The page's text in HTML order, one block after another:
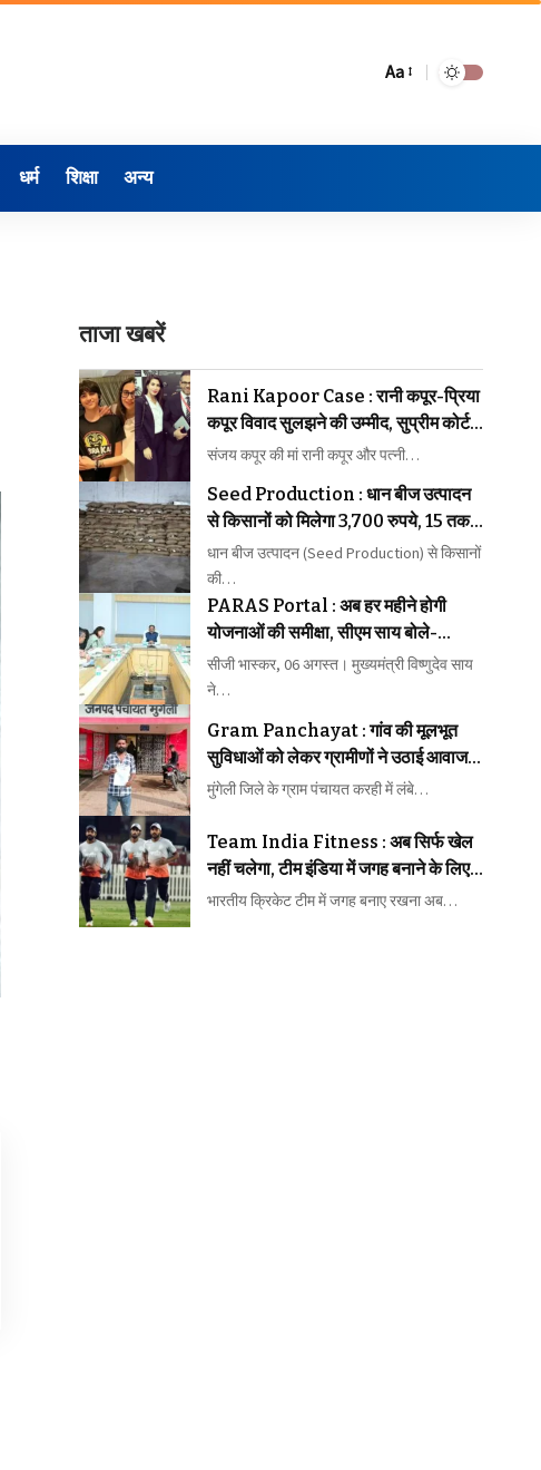
Aa
धर्म शिक्षा अन्य
ताजा खबरें
Rani Kapoor Case : रानी कपूर-प्रिया
कपूर विवाद सुलझने की उम्मीद, सुप्रीम कोर्ट ने
मध्यस्थता पर जताया भरोसा
संजय कपूर की मां रानी कपूर और पत्नी…
Seed Production : धान बीज उत्पादन
से किसानों को मिलेगा 3,700 रुपये, 15 तक
कराएं पंजीयन
धान बीज उत्पादन (Seed Production) से किसानों
की…
PARAS Portal : अब हर महीने होगी
योजनाओं की समीक्षा, सीएम साय बोले-
लापरवाही बिल्कुल बर्दाश्त नहीं
सीजी भास्कर, 06 अगस्त। मुख्यमंत्री विष्णुदेव साय
ने…
Gram Panchayat : गांव की मूलभूत
सुविधाओं को लेकर ग्रामीणों ने उठाई आवाज,
समस्याओं के समाधान की मांग तेज
मुंगेली जिले के ग्राम पंचायत करही में लंबे…
Team India Fitness : अब सिर्फ खेल
नहीं चलेगा, टीम इंडिया में जगह बनाने के लिए
फिटनेस की होगी कड़ी परीक्षा
भारतीय क्रिकेट टीम में जगह बनाए रखना अब…